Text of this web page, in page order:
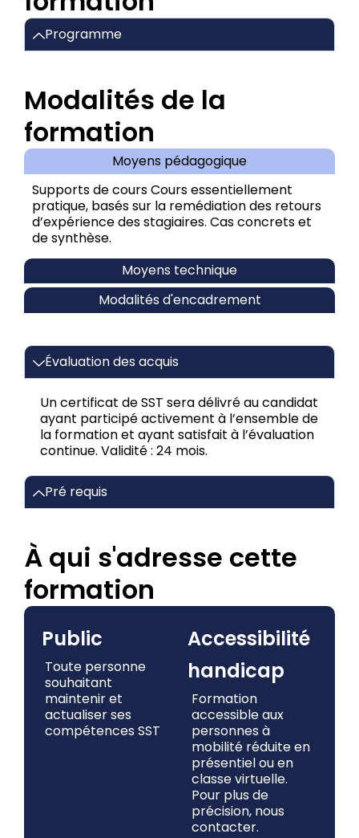
Programme
Modalités de la
formation
Moyens pédagogique
Moyens technique
Modalités d'encadrement
Supports de cours Cours essentiellement
pratique, basés sur la remédiation des retours
d’expérience des stagiaires. Cas concrets et
de synthèse.
Évaluation des acquis
Un certificat de SST sera délivré au candidat
ayant participé activement à l’ensemble de
la formation et ayant satisfait à l’évaluation
continue. Validité : 24 mois.
Pré requis
À qui s'adresse cette
formation
Public
Toute personne
souhaitant
maintenir et
actualiser ses
compétences SST
Accessibilité
handicap
Formation
accessible aux
personnes à
mobilité réduite en
présentiel ou en
classe virtuelle.
Pour plus de
précision, nous
contacter.